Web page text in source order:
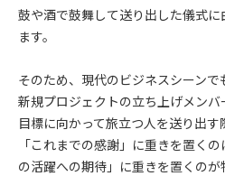
鼓や酒で鼓舞して送り出した儀式
ます。
そのため、現代のビジネスシーン
新規プロジェクトの立ち上げメン
目標に向かって旅立つ人を送り出
「これまでの感謝」に重きを置く
の活躍への期待」に重きを置くのが